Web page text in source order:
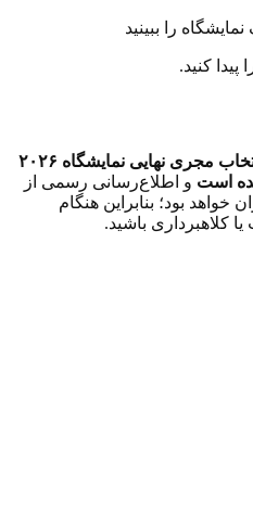
را ببینید
کنید.
انتخاب مجری نهایی نمایشگاه ۲۰۲۶
است و اطلاع‌رسانی رسمی از
بود؛ بنابراین هنگام
کلاهبرداری باشید.